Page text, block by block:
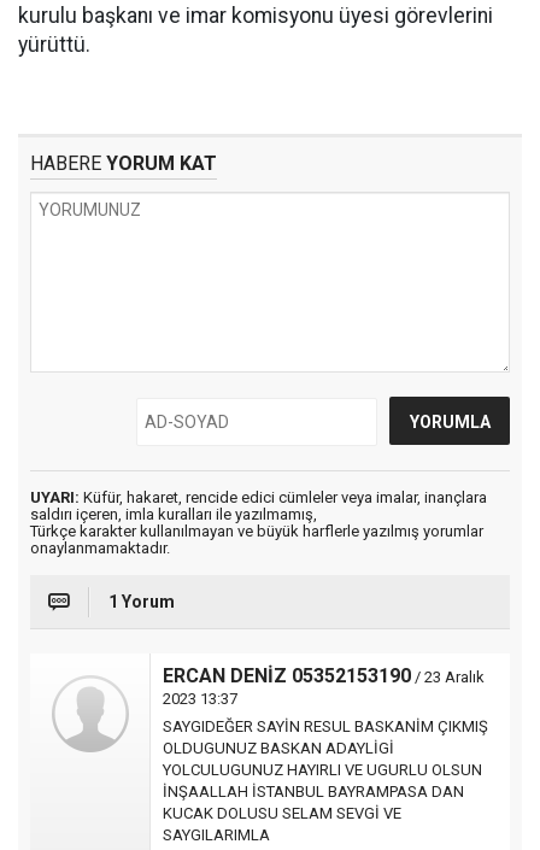
kurulu başkanı ve imar komisyonu üyesi görevlerini
yürüttü.
HABERE YORUM KAT
UYARI: Küfür, hakaret, rencide edici cümleler veya imalar, inançlara
saldırı içeren, imla kuralları ile yazılmamış,
Türkçe karakter kullanılmayan ve büyük harflerle yazılmış yorumlar
onaylanmamaktadır.
1 Yorum
ERCAN DENİZ 05352153190 / 23 Aralık
2023 13:37
SAYGIDEĞER SAYİN RESUL BASKANİM ÇIKMIŞ
OLDUGUNUZ BASKAN ADAYLİGİ
YOLCULUGUNUZ HAYIRLI VE UGURLU OLSUN
İNŞAALLAH İSTANBUL BAYRAMPASA DAN
KUCAK DOLUSU SELAM SEVGİ VE
SAYGILARIMLA